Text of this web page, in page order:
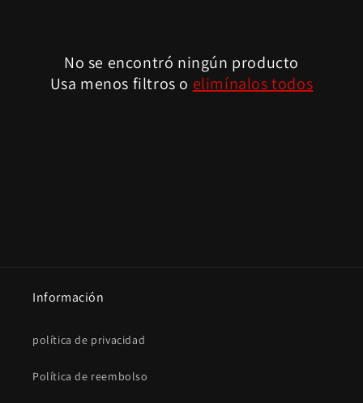
No se encontró ningún producto
Usa menos filtros o elimínalos todos
Información
política de privacidad
Política de reembolso